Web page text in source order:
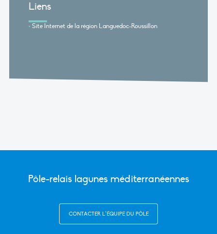
Liens
Site Internet de la région Languedoc-Roussillon
Pôle-relais lagunes méditerranéennes
CONTACTER L’ÉQUIPE DU PÔLE